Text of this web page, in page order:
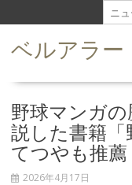
k
ベルアラー
野球マンガ
説した書籍
てつやも推薦
2026年4月17日